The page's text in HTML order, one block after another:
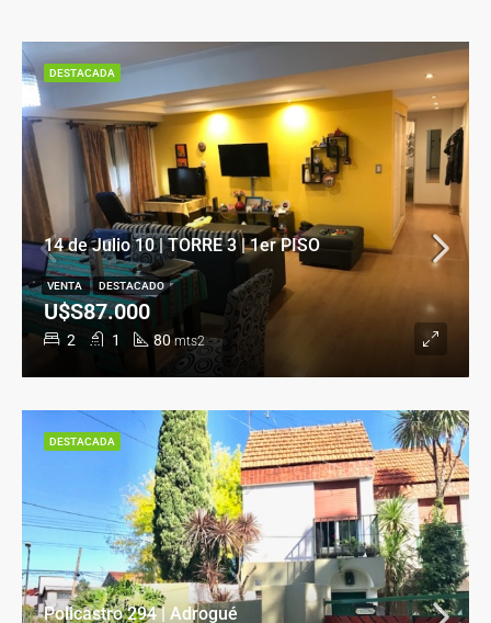
14 de Julio 10 | TORRE 3 | 1er PISO
2 1 80 mts2
U$S87.000
VENTA DESTACADO
DESTACADA
Policastro 294 | Adrogué
DESTACADA